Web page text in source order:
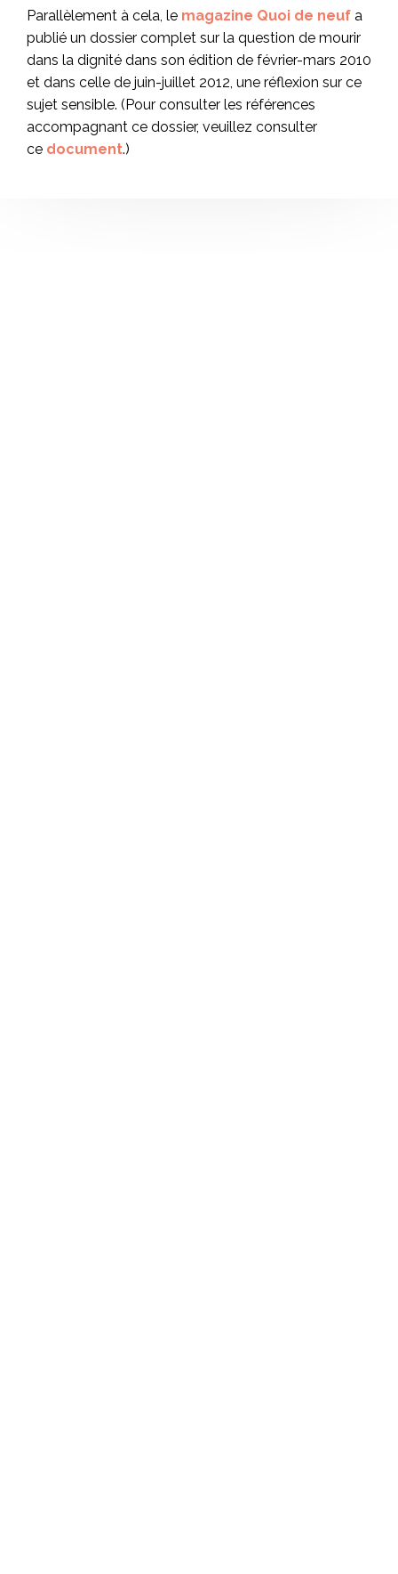
Parallèlement à cela, le magazine Quoi de neuf a
publié un dossier complet sur la question de mourir
dans la dignité dans son édition de février-mars 2010
et dans celle de juin-juillet 2012, une réflexion sur ce
sujet sensible. (Pour consulter les références
accompagnant ce dossier, veuillez consulter
ce document.)